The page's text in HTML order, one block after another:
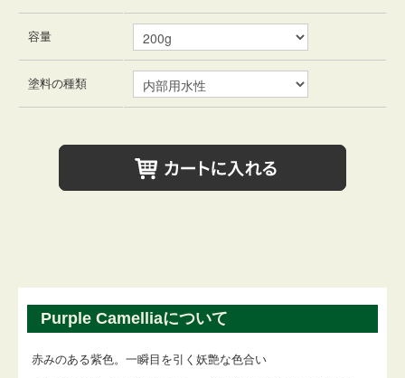
容量
塗料の種類
Purple Camelliaについて
赤みのある紫色。一瞬目を引く妖艶な色合い